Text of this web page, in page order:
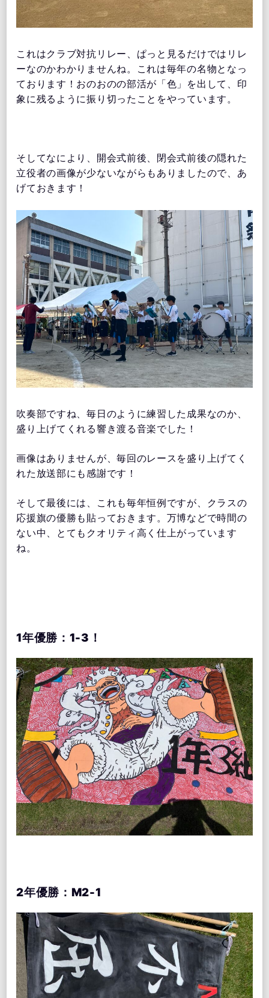
これはクラブ対抗リレー、ぱっと見るだけではリレ
ーなのかわかりませんね。これは毎年の名物となっ
ております！おのおのの部活が「色」を出して、印
象に残るように振り切ったことをやっています。
そしてなにより、開会式前後、閉会式前後の隠れた
立役者の画像が少ないながらもありましたので、あ
げておきます！
吹奏部ですね、毎日のように練習した成果なのか、
盛り上げてくれる響き渡る音楽でした！
画像はありませんが、毎回のレースを盛り上げてく
れた放送部にも感謝です！
そして最後には、これも毎年恒例ですが、クラスの
応援旗の優勝も貼っておきます。万博などで時間の
ない中、とてもクオリティ高く仕上がっています
ね。
1年優勝：1-3！
2年優勝：M2-1